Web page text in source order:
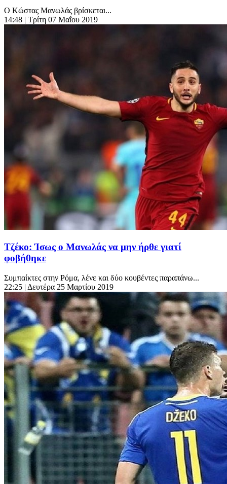
O Kώστας Μανωλάς βρίσκεται...
14:48 | Τρίτη 07 Μαΐου 2019
Τζέκο: Ίσως ο Μανωλάς να μην ήρθε γιατί
φοβήθηκε
Συμπαίκτες στην Ρόμα, λένε και δύο κουβέντες παραπάνω...
22:25 | Δευτέρα 25 Μαρτίου 2019